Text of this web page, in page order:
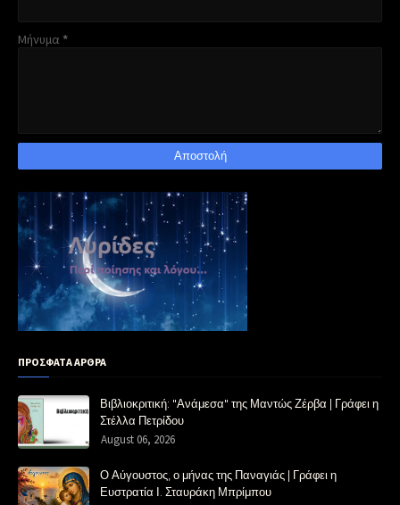
Μήνυμα *
ΠΡΟΣΦΑΤΑ ΑΡΘΡΑ
Βιβλιοκριτική: "Ανάμεσα" της Μαντώς Ζέρβα | Γράφει η
Στέλλα Πετρίδου
August 06, 2026
Ο Αύγουστος, ο μήνας της Παναγιάς | Γράφει η
Ευστρατία Ι. Σταυράκη Μπρίμπου